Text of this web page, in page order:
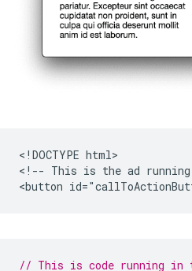
<!DOCTYPE html>
<!-- This is the ad
// This is code running in